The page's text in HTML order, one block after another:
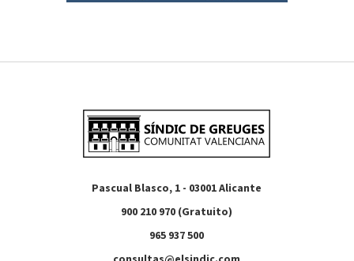
Pascual Blasco, 1 - 03001 Alicante
900 210 970 (Gratuito)
965 937 500